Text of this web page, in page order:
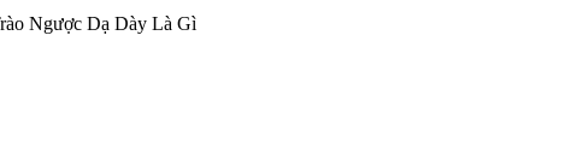
Ngược Dạ Dày Là Gì